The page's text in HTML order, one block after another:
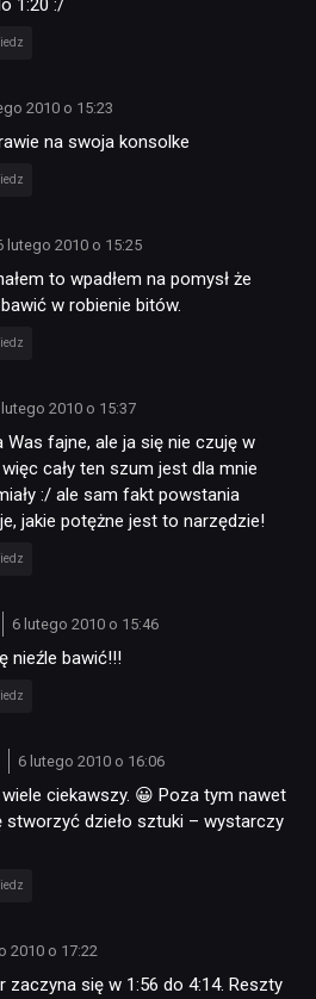
1:20 :/
2010 o 15:23
na swoja konsolke
lutego 2010 o 15:25
to wpadłem na pomysł że
w robienie bitów.
lutego 2010 o 15:37
Was fajne, ale ja się nie czuję w
cały ten szum jest dla mnie
:/ ale sam fakt powstania
jakie potężne jest to narzędzie!
6 lutego 2010 o 15:46
nieźle bawić!!!
6 lutego 2010 o 16:06
ciekawszy. 😀 Poza tym nawet
stworzyć dzieło sztuki – wystarczy
2010 o 17:22
zaczyna się w 1:56 do 4:14. Reszty